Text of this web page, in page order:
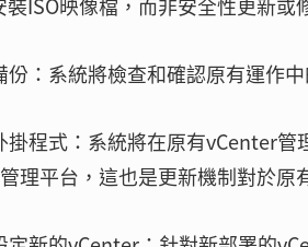
裝ISO映像檔，而非安全性更新或
份：系統將檢查和確認原有運作
掛程式：系統將在原有vCenter
理平台，這也是更新機制對於原